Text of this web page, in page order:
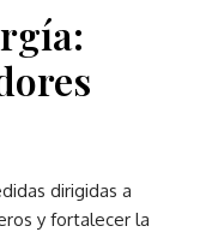
dirigidas a
y fortalecer la